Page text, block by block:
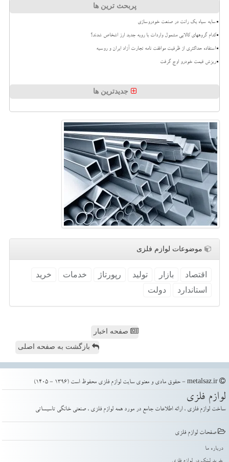
پربحث ترین ها
سایه سیاه یک رانت در صنعت خودروسازی
کدام گروههای کالایی مشمول واردات با رویه جدید ارز اشخاص شدند؟
استفاده حداکثری از ظرفیت موافقت نامه تجارت آزاد ایران و روسیه
ریزش قیمت خودرو اوج گرفت
جدیدترین ها
موضوعات لوازم فلزی
اقتصاد بازار تولید رپورتاژ خدمات
خرید
استاندارد
دولت
صفحه اخبار
بازگشت به صفحه اصلی
لوازم فلزی
ساخت لوازم فلزی ، ارائه اطلاعات جامع در مورد همه لوازم فلزی ، صنعتی خانگی تاسیساتی
صفحات لوازم فلزی
درباره ما